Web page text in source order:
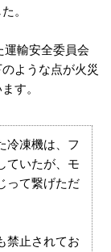
。
輸安全委員会
ような点が火災
す。
冷凍機は、フ
ていたが、モ
って繋げただ
禁止されてお